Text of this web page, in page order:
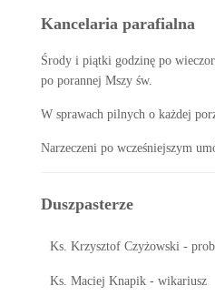
Kancelaria parafialna
Środy i piątki godzinę po
po porannej Mszy św.
W sprawach pilnych o każdej
Narzeczeni po wcześniejszym
Duszpasterze
Ks. Krzysztof Czyżowski -
Ks. Maciej Knapik - wikariusz